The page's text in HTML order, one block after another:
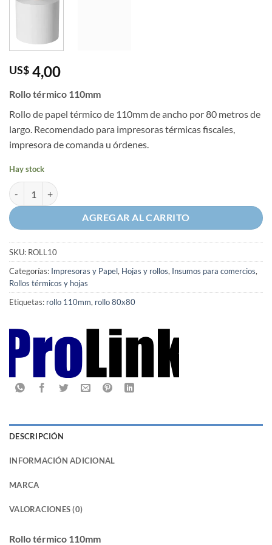
US$ 4,00
Rollo térmico 110mm
Rollo de papel térmico de 110mm de ancho por 80 metros de
largo. Recomendado para impresoras térmicas fiscales,
impresora de comanda u órdenes.
Hay stock
Rollo térmico 110mm cantidad
AGREGAR AL CARRITO
SKU: ROLL10
Categorías: Impresoras y Papel, Hojas y rollos, Insumos para comercios,
Rollos térmicos y hojas
Etiquetas: rollo 110mm, rollo 80x80
DESCRIPCIÓN
INFORMACIÓN ADICIONAL
MARCA
VALORACIONES (0)
Rollo térmico 110mm